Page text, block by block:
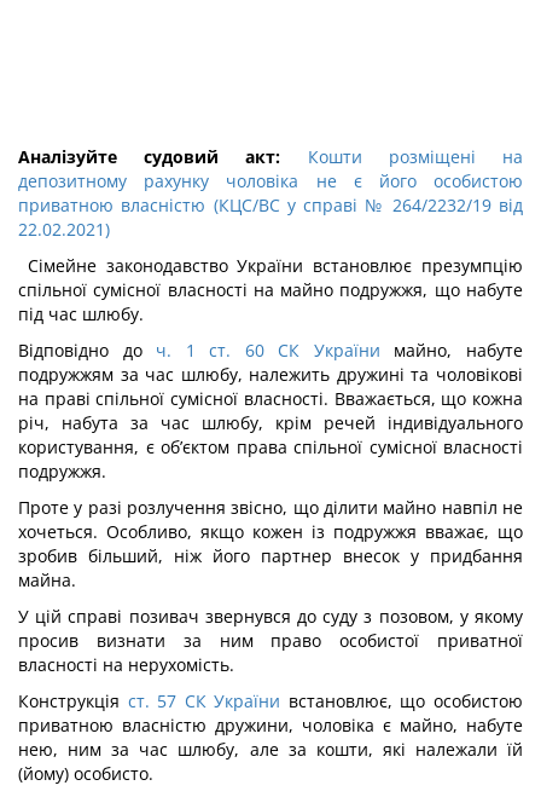
Аналізуйте судовий акт: Кошти розміщені на
депозитному рахунку чоловіка не є його особистою
приватною власністю (КЦС/ВС у справі № 264/2232/19 від
22.02.2021)
Сімейне законодавство України встановлює презумпцію
спільної сумісної власності на майно подружжя, що набуте
під час шлюбу.
Відповідно до ч. 1 ст. 60 СК України майно, набуте
подружжям за час шлюбу, належить дружині та чоловікові
на праві спільної сумісної власності. Вважається, що кожна
річ, набута за час шлюбу, крім речей індивідуального
користування, є об’єктом права спільної сумісної власності
подружжя.
Проте у разі розлучення звісно, що ділити майно навпіл не
хочеться. Особливо, якщо кожен із подружжя вважає, що
зробив більший, ніж його партнер внесок у придбання
майна.
У цій справі позивач звернувся до суду з позовом, у якому
просив визнати за ним право особистої приватної
власності на нерухомість.
Конструкція ст. 57 СК України встановлює, що особистою
приватною власністю дружини, чоловіка є майно, набуте
нею, ним за час шлюбу, але за кошти, які належали їй
(йому) особисто.